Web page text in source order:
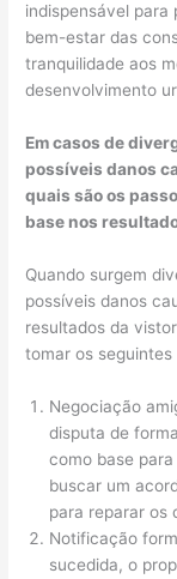
indispensável para
bem-estar das
tranquilidade aos
desenvolvimento
Em casos de
possíveis danos
quais são os
base nos
Quando surgem
possíveis danos
resultados da
tomar os seguintes
Negociação
disputa de
como base
buscar um
para reparar os
Notificação
sucedida, o